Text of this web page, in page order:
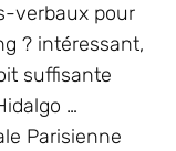
verbaux pour
? intéressant,
suffisante
…
Parisienne